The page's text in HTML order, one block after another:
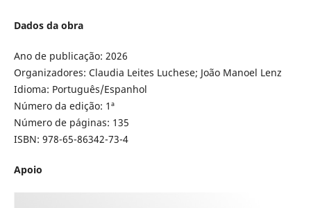
Dados da obra
Ano de publicação: 2026
Organizadores: Claudia Leites Luchese; João Manoel Lenz
Idioma: Português/Espanhol
Número da edição: 1ª
Número de páginas: 135
ISBN: 978-65-86342-73-4
Apoio